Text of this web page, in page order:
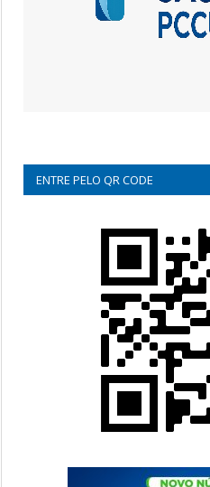
ENTRE PELO QR CODE